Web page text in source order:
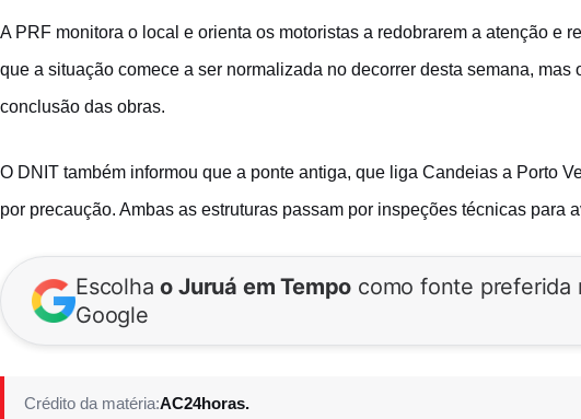
A PRF monitora o local e orienta os motoristas a redobrarem a atenção e
que a situação comece a ser normalizada no decorrer desta semana, mas
conclusão das obras.
O DNIT também informou que a ponte antiga, que liga Candeias a Porto
por precaução. Ambas as estruturas passam por inspeções técnicas para
Escolhao Juruá em Tempo como fonte preferida
Google
Crédito da matéria:AC24horas.